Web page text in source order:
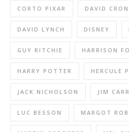
CORTO PIXAR DAVID
DAVID LYNCH DISNEY
GUY RITCHIE HARRISON
HARRY POTTER HERCULE
JACK NICHOLSON JIM
LUC BESSON MARGOT